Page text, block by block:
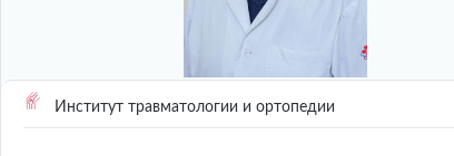
Институт травматологии и ортопедии